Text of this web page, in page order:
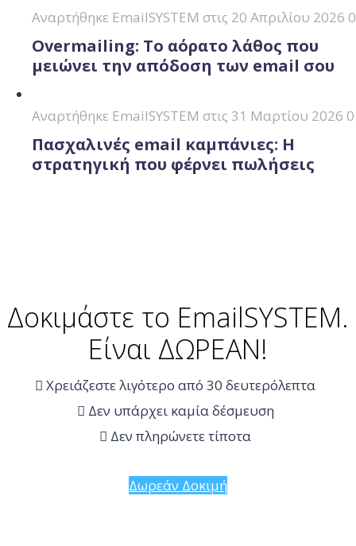
Αναρτήθηκε EmailSYSTEM στις 20 Απριλίου 2026 0
Overmailing: Το αόρατο λάθος που
μειώνει την απόδοση των email σου
Αναρτήθηκε EmailSYSTEM στις 31 Μαρτίου 2026 0
Πασχαλινές email καμπάνιες: Η
στρατηγική που φέρνει πωλήσεις
Δοκιμάστε το EmailSYSTEM.
Είναι ΔΩΡΕΑΝ!
Χρειάζεστε λιγότερο από 30 δευτερόλεπτα
Δεν υπάρχει καμία δέσμευση
Δεν πληρώνετε τίποτα
Δωρεάν Δοκιμή